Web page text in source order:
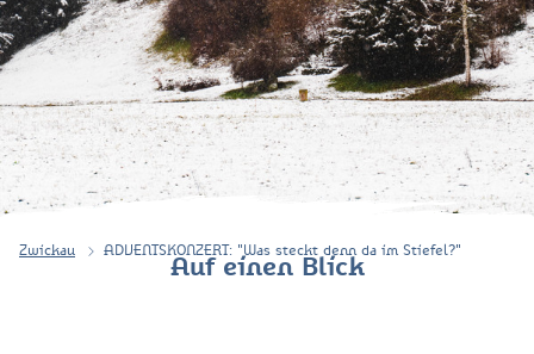
Zwickau ADVENTSKONZERT: "Was steckt denn da im Stiefel?"
Auf einen Blick